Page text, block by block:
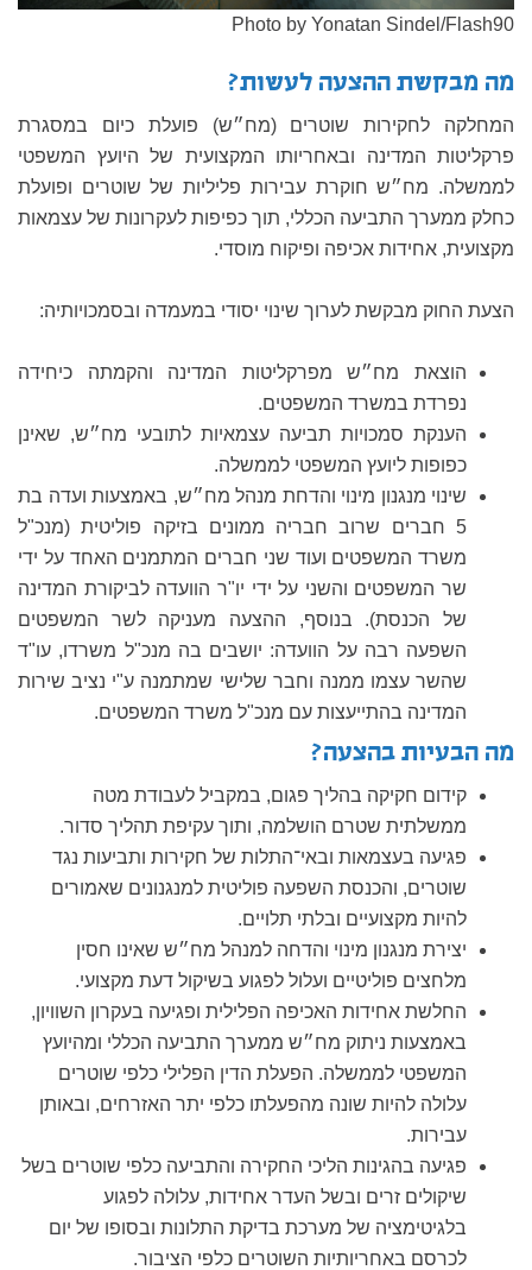
Photo by Yonatan Sindel/Flash90
מה מבקשת ההצעה לעשות?
המחלקה לחקירות שוטרים (מח״ש) פועלת כיום במסגרת
פרקליטות המדינה ובאחריותו המקצועית של היועץ המשפטי
לממשלה. מח״ש חוקרת עבירות פליליות של שוטרים ופועלת
כחלק ממערך התביעה הכללי, תוך כפיפות לעקרונות של עצמאות
מקצועית, אחידות אכיפה ופיקוח מוסדי.
הצעת החוק מבקשת לערוך שינוי יסודי במעמדה ובסמכויותיה:
הוצאת מח״ש מפרקליטות המדינה והקמתה כיחידה
נפרדת במשרד המשפטים.
הענקת סמכויות תביעה עצמאיות לתובעי מח״ש, שאינן
כפופות ליועץ המשפטי לממשלה.
שינוי מנגנון מינוי והדחת מנהל מח״ש, באמצעות ועדה בת
5 חברים שרוב חבריה ממונים בזיקה פוליטית (מנכ"ל
משרד המשפטים ועוד שני חברים המתמנים האחד על ידי
שר המשפטים והשני על ידי יו"ר הוועדה לביקורת המדינה
של הכנסת). בנוסף, ההצעה מעניקה לשר המשפטים
השפעה רבה על הוועדה: יושבים בה מנכ"ל משרדו, עו"ד
שהשר עצמו ממנה וחבר שלישי שמתמנה ע"י נציב שירות
המדינה בהתייעצות עם מנכ"ל משרד המשפטים.
מה הבעיות בהצעה?
קידום חקיקה בהליך פגום, במקביל לעבודת מטה
ממשלתית שטרם הושלמה, ותוך עקיפת תהליך סדור.
פגיעה בעצמאות ובאי־התלות של חקירות ותביעות נגד
שוטרים, והכנסת השפעה פוליטית למנגנונים שאמורים
להיות מקצועיים ובלתי תלויים.
יצירת מנגנון מינוי והדחה למנהל מח״ש שאינו חסין
מלחצים פוליטיים ועלול לפגוע בשיקול דעת מקצועי.
החלשת אחידות האכיפה הפלילית ופגיעה בעקרון השוויון,
באמצעות ניתוק מח״ש ממערך התביעה הכללי ומהיועץ
המשפטי לממשלה. הפעלת הדין הפלילי כלפי שוטרים
עלולה להיות שונה מהפעלתו כלפי יתר האזרחים, ובאותן
עבירות.
פגיעה בהגינות הליכי החקירה והתביעה כלפי שוטרים בשל
שיקולים זרים ובשל העדר אחידות, עלולה לפגוע
בלגיטימציה של מערכת בדיקת התלונות ובסופו של יום
לכרסם באחריותיות השוטרים כלפי הציבור.